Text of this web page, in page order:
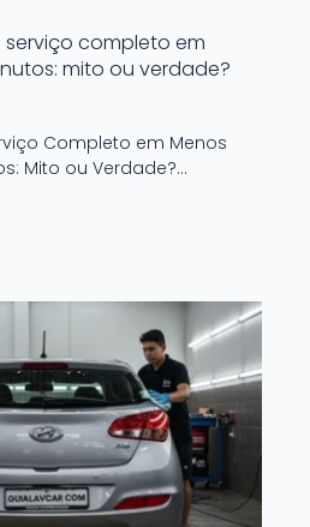
completo em
mito ou verdade?
Completo em Menos
Mito ou Verdade?…